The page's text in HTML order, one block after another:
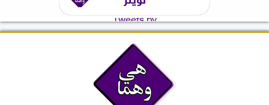
Tweets by